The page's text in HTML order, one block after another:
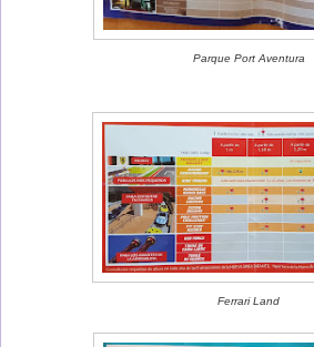
Parque Port Aventura
Ferrari Land